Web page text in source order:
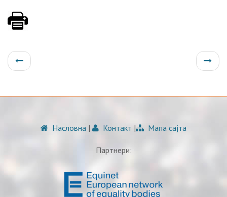
Насловна | Контакт | Мапа сајта
Партнери: